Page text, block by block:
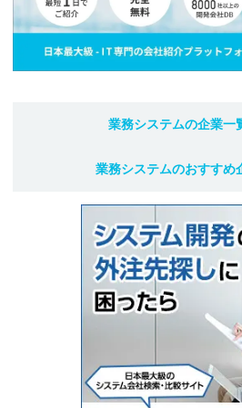
業務システムの企業一
業務システムのおすすめ